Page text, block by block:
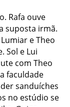
Rafa ouve
suposta irmã.
e Theo
Sol e Lui
com Theo
faculdade
sanduíches
no estúdio se